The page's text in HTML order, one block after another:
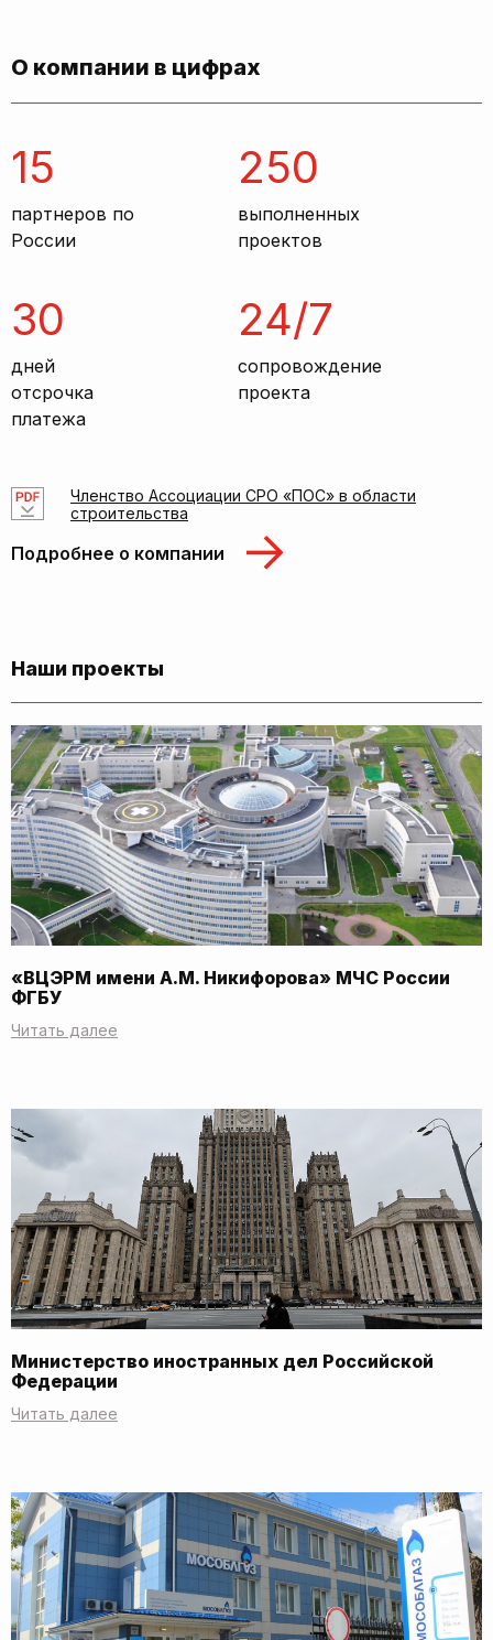
О компании в цифрах
15
партнеров по
России
250
выполненных
проектов
30
дней
отсрочка
платежа
24/7
сопровождение
проекта
Членство Ассоциации СРО «ПОС» в области
строительства
Подробнее о компании
Наши проекты
«ВЦЭРМ имени А.М. Никифорова» МЧС России
ФГБУ
Читать далее
Министерство иностранных дел Российской
Федерации
Читать далее